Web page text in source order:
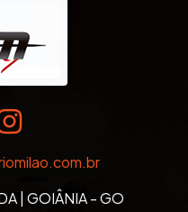
| GOIÂNIA - GO